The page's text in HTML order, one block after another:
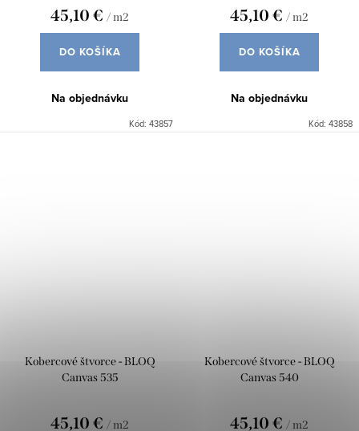
45,10 € / m2
DO KOŠÍKA
Na objednávku
Kód: 43857
45,10 € / m2
DO KOŠÍKA
Na objednávku
Kód: 43858
Kobercové štvorce - BLOQ
Canvas 535
45,10 € / m2
Kobercové štvorce - BLOQ
Canvas 540
45,10 € / m2